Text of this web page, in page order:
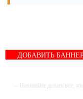
ДОБАВИТЬ
-- Начинайте делать все,